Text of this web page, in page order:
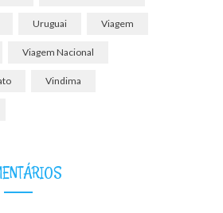
Uruguai Viagem
Viagem Nacional
Vindima